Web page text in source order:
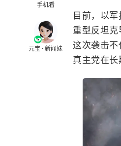
手机看
元宝 · 新闻妹
目前，以
重型反坦克
这次袭击
真主党在长